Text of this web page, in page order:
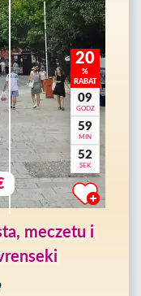
20
%
RABAT
09
GODZ
59
MIN
50
SEK
meczetu i